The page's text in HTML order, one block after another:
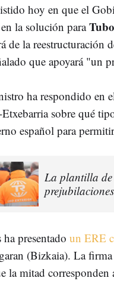
hoy en que el
en la solución para
de la reestructuración
que apoyará "un
ha respondido en
sobre qué
español para
La plantilla de
ha presentado un ERE
(Bizkaia). La
la mitad corresponden